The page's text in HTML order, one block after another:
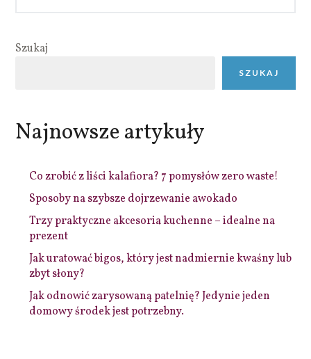
Szukaj
SZUKAJ
Najnowsze artykuły
Co zrobić z liści kalafiora? 7 pomysłów zero waste!
Sposoby na szybsze dojrzewanie awokado
Trzy praktyczne akcesoria kuchenne – idealne na
prezent
Jak uratować bigos, który jest nadmiernie kwaśny lub
zbyt słony?
Jak odnowić zarysowaną patelnię? Jedynie jeden
domowy środek jest potrzebny.